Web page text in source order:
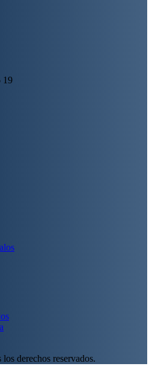
19
derechos reservados.